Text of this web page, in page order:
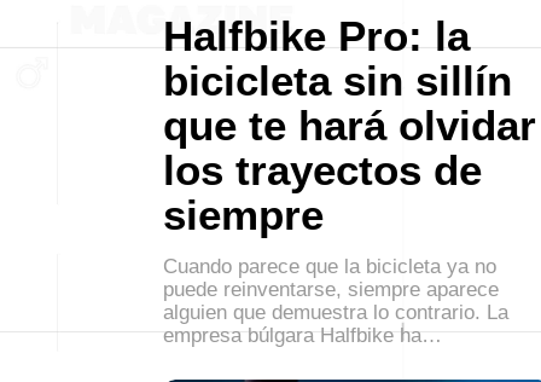
Halfbike Pro: la
bicicleta sin sillín
que te hará olvidar
los trayectos de
siempre
Cuando parece que la bicicleta ya no
puede reinventarse, siempre aparece
alguien que demuestra lo contrario. La
empresa búlgara Halfbike ha…